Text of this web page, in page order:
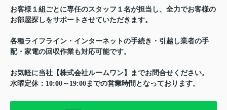
お客様１組ごとに専任のスタッフ１名が担当し、全力でお客様の
お部屋探しをサポートさせていただきます。
各種ライフライン・インターネットの手続き・引越し業者の手
配・家電の回収作業も対応可能です。
お気軽に当社【株式会社ルームワン】までお問合せください。
水曜定休：10:00～19:00までの営業時間となっております。